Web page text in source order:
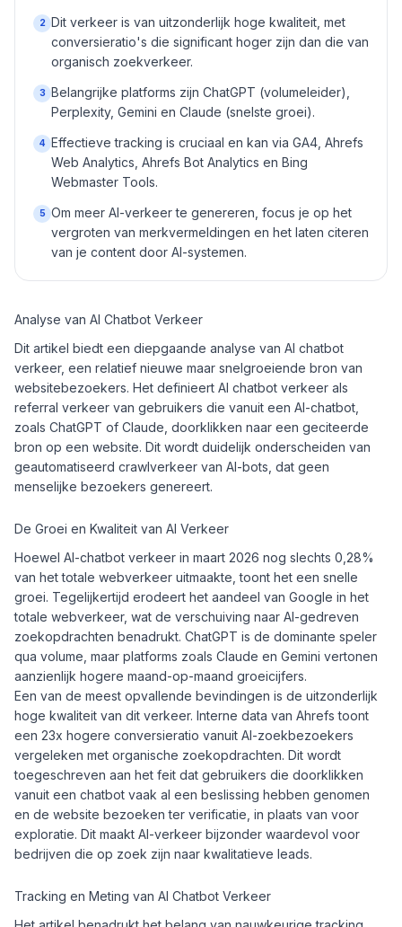
2 Dit verkeer is van uitzonderlijk hoge kwaliteit, met
conversieratio's die significant hoger zijn dan die van
organisch zoekverkeer.
3 Belangrijke platforms zijn ChatGPT (volumeleider),
Perplexity, Gemini en Claude (snelste groei).
4 Effectieve tracking is cruciaal en kan via GA4, Ahrefs
Web Analytics, Ahrefs Bot Analytics en Bing
Webmaster Tools.
5 Om meer AI-verkeer te genereren, focus je op het
vergroten van merkvermeldingen en het laten citeren
van je content door AI-systemen.
Analyse van AI Chatbot Verkeer
Dit artikel biedt een diepgaande analyse van AI chatbot
verkeer, een relatief nieuwe maar snelgroeiende bron van
websitebezoekers. Het definieert AI chatbot verkeer als
referral verkeer van gebruikers die vanuit een AI-chatbot,
zoals ChatGPT of Claude, doorklikken naar een geciteerde
bron op een website. Dit wordt duidelijk onderscheiden van
geautomatiseerd crawlverkeer van AI-bots, dat geen
menselijke bezoekers genereert.
De Groei en Kwaliteit van AI Verkeer
Hoewel AI-chatbot verkeer in maart 2026 nog slechts 0,28%
van het totale webverkeer uitmaakte, toont het een snelle
groei. Tegelijkertijd erodeert het aandeel van Google in het
totale webverkeer, wat de verschuiving naar AI-gedreven
zoekopdrachten benadrukt. ChatGPT is de dominante speler
qua volume, maar platforms zoals Claude en Gemini vertonen
aanzienlijk hogere maand-op-maand groeicijfers.
Een van de meest opvallende bevindingen is de uitzonderlijk
hoge kwaliteit van dit verkeer. Interne data van Ahrefs toont
een 23x hogere conversieratio vanuit AI-zoekbezoekers
vergeleken met organische zoekopdrachten. Dit wordt
toegeschreven aan het feit dat gebruikers die doorklikken
vanuit een chatbot vaak al een beslissing hebben genomen
en de website bezoeken ter verificatie, in plaats van voor
exploratie. Dit maakt AI-verkeer bijzonder waardevol voor
bedrijven die op zoek zijn naar kwalitatieve leads.
Tracking en Meting van AI Chatbot Verkeer